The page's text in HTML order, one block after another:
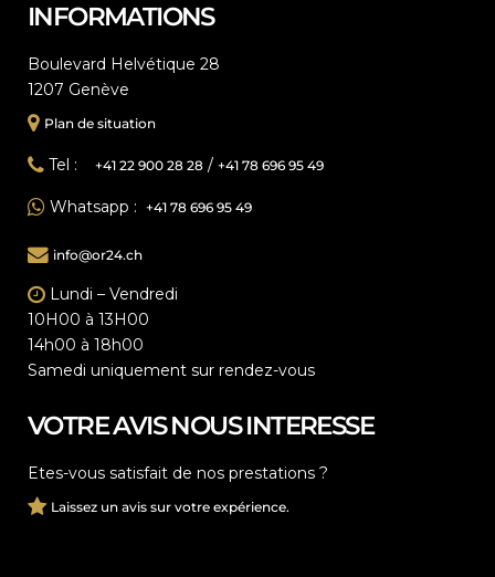
INFORMATIONS
Boulevard Helvétique 28
1207 Genève
Plan de situation
Tel : +41 22 900 28 28 / +41 78 696 95 49
Whatsapp : +41 78 696 95 49
info@or24.ch
Lundi – Vendredi
10H00 à 13H00
14h00 à 18h00
Samedi uniquement sur rendez-vous
VOTRE AVIS NOUS INTERESSE
Etes-vous satisfait de nos prestations ?
Laissez un avis sur votre expérience.